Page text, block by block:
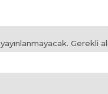
Gerekli